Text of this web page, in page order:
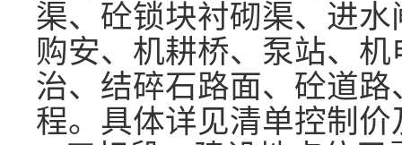
渠、砼锁块衬砌渠、进
购安、机耕桥、泵站、
治、结碎石路面、砼道
程。 具体详见清单控制价